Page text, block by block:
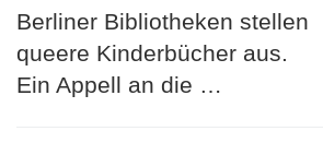
Berliner Bibliotheken stellen
queere Kinderbücher aus.
Ein Appell an die …